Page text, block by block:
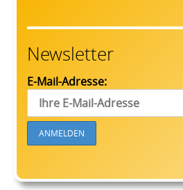
Newsletter
E-Mail-Adresse: